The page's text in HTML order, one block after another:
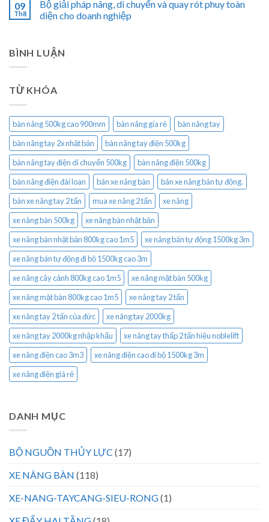
09
Th8
Bộ giải pháp nâng, di chuyển và quay rót phuy toàn
diện cho doanh nghiệp
BÌNH LUẬN
TỪ KHÓA
bàn nâng 500kg cao 900mm bàn nâng gía rẻ
bàn nâng tay
bàn nâng tay 2x nhật bản
bàn nâng tay điện 500kg
bàn nâng tay điện di chuyển 500kg
bàn nâng điện 500kg
bàn nâng điện đài loan
bán xe nâng bàn
bán xe nâng bán tự động.
bán xe nâng tay 2 tấn
mua xe nâng 2 tấn
xe nâng
xe nâng bàn 500kg
xe nâng bàn nhật bản
xe nâng bàn nhật bản 800kg cao 1m5
xe nâng bán tự động 1500kg 3m
xe nâng bán tự động đi bộ 1500kg cao 3m
xe nâng cây cảnh 800kg cao 1m5
xe nâng mặt bàn 500kg
xe nâng mặt bàn 800kg cao 1m5
xe nâng tay 2 tấn
xe nâng tay 2 tấn của đức
xe nâng tay 2000kg
xe nâng tay 2000kg nhập khẩu
xe nâng tay thấp 2 tấn hiệu noblelift
xe nâng điện cao 3m3
xe nâng điện cao đi bộ 1500kg 3m
xe nâng điện giá rẻ
DANH MỤC
BỘ NGUỒN THỦY LỰC (17)
XE NÂNG BÀN (118)
XE-NANG-TAYCANG-SIEU-RONG(1)